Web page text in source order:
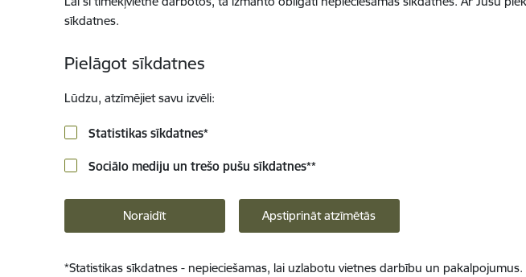
sīkdatnes.
Pielāgot sīkdatnes
Lūdzu, atzīmējiet savu izvēli:
Statistikas sīkdatnes*
Sociālo mediju un trešo pušu sīkdatnes**
Noraidīt Apstiprināt atzīmētās
*Statistikas sīkdatnes - nepieciešamas, lai uzlabotu vietnes darbību un pakalpojumus.